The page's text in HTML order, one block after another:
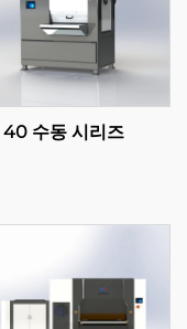
40 수동 시리즈